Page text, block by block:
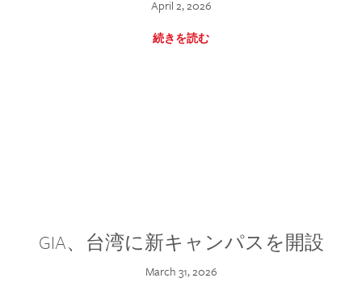
April 2, 2026
続きを読む
GIA、台湾に新キャンパスを開設
March 31, 2026